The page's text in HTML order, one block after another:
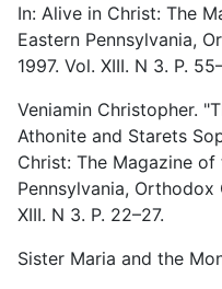
In: Alive in Christ: The
Eastern Pennsylvania,
1997. Vol. XIII. N 3. P.
Veniamin Christopher.
Athonite and Starets
Christ: The Magazine
Pennsylvania, Orthodox
XIII. N 3. P. 22–27.
Sister Maria and the